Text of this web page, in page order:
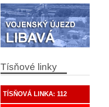
Tísňové linky
TÍSŇOVÁ LINKA: 112